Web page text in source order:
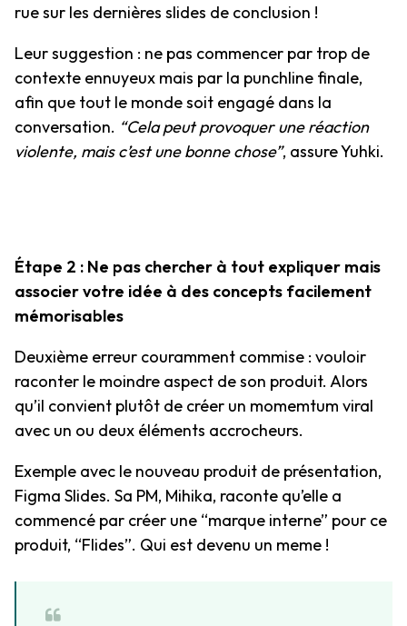
rue sur les dernières slides de conclusion !
Leur suggestion : ne pas commencer par trop de
contexte ennuyeux mais par la punchline finale,
afin que tout le monde soit engagé dans la
conversation. “Cela peut provoquer une réaction
violente, mais c’est une bonne chose”, assure Yuhki.
Étape 2 : Ne pas chercher à tout expliquer mais
associer votre idée à des concepts facilement
mémorisables
Deuxième erreur couramment commise : vouloir
raconter le moindre aspect de son produit. Alors
qu’il convient plutôt de créer un momemtum viral
avec un ou deux éléments accrocheurs.
Exemple avec le nouveau produit de présentation,
Figma Slides. Sa PM, Mihika, raconte qu’elle a
commencé par créer une “marque interne” pour ce
produit, “Flides”. Qui est devenu un meme !